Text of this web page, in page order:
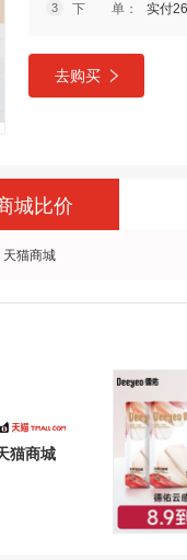
下 单： 实付
去购买
城比价
天猫商城
猫商城